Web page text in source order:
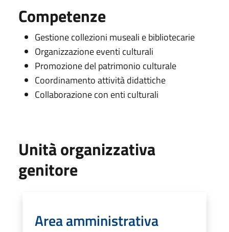
Competenze
Gestione collezioni museali e bibliotecarie
Organizzazione eventi culturali
Promozione del patrimonio culturale
Coordinamento attività didattiche
Collaborazione con enti culturali
Unità organizzativa
genitore
Area amministrativa